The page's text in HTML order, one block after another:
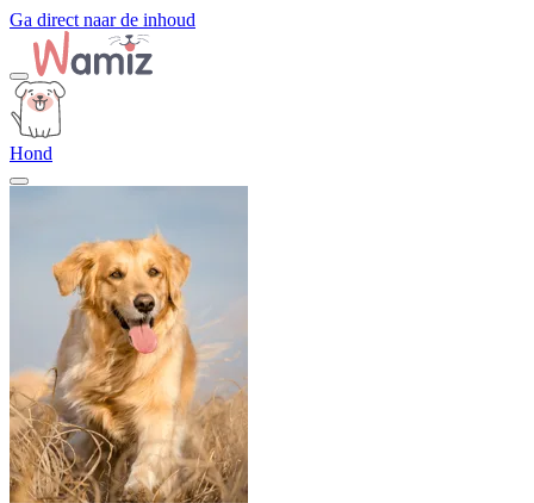
Ga direct naar de inhoud
Hond